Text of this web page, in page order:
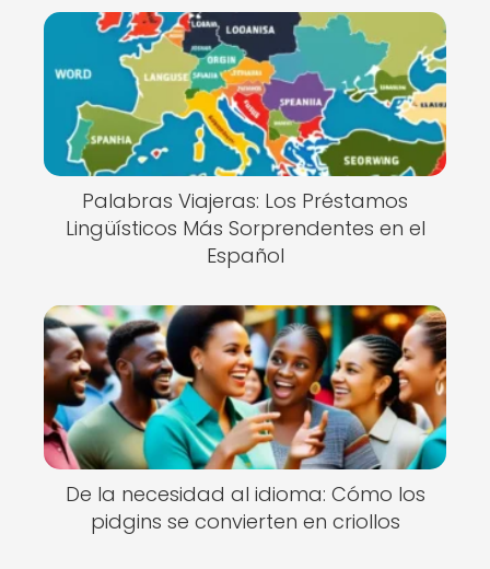
Palabras Viajeras: Los Préstamos
Lingüísticos Más Sorprendentes en el
Español
De la necesidad al idioma: Cómo los
pidgins se convierten en criollos